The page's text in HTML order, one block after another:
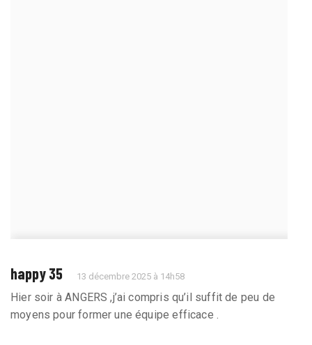
happy 35 13 décembre 2025 à 14h58
Hier soir à ANGERS ,j’ai compris qu’il suffit de peu de
moyens pour former une équipe efficace .